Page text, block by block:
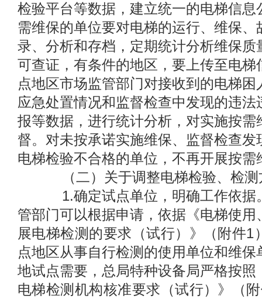
检验平台等数据，建立统一的电梯信息
需维保的单位要对电梯的运行、维保、
录、分析和存档，定期统计分析维保质
可查证，有条件的地区，要上传至电梯
点地区市场监管部门对接收到的电梯
应急处置情况和监督检查中发现的违法
报等数据，进行统计分析，对实施按需
督。对未按承诺实施维保、监督检查发
电梯检验不合格的单位，不再开展按需
（二）关于调整电梯检验、检测
1.确定试点单位，明确工作依据
管部门可以根据申请，依据《电梯使用
展电梯检测的要求（试行）》（附件1
点地区从事自行检测的使用单位和维
地试点需要，总局特种设备局严格按照
电梯检测机构核准要求（试行）》（